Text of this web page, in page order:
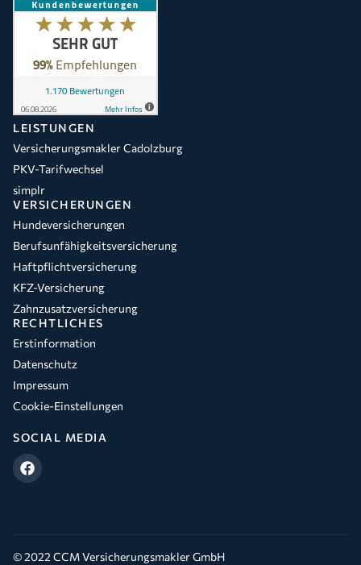
LEISTUNGEN
Versicherungsmakler Cadolzburg
PKV-Tarifwechsel
simplr
VERSICHERUNGEN
Hundeversicherungen
Berufsunfähigkeitsversicherung
Haftpflichtversicherung
KFZ-Versicherung
Zahnzusatzversicherung
RECHTLICHES
Erstinformation
Datenschutz
Impressum
Cookie-Einstellungen
SOCIAL MEDIA
© 2022 CCM Versicherungsmakler GmbH